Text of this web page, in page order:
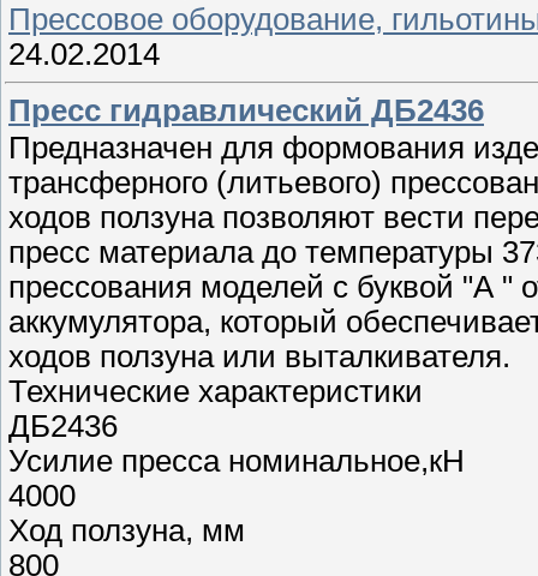
Прессовое оборудование,
24.02.2014
Пресс гидравлический ДБ2436
Предназначен для формования
трансферного (литьевого)
ходов ползуна позволяют вести
пресс материала до температуры
прессования моделей с буквой "А "
аккумулятора, который
ходов ползуна или выталкивателя.
Технические характеристики
ДБ2436
Усилие пресса номинальное,кН
4000
Ход ползуна, мм
800